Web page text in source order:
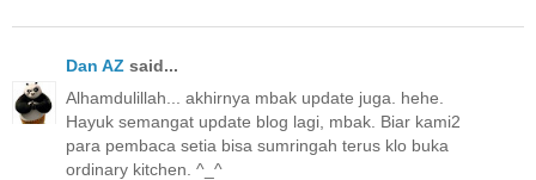
Dan AZ said...
Alhamdulillah... akhirnya mbak update juga. hehe.
Hayuk semangat update blog lagi, mbak. Biar kami2
para pembaca setia bisa sumringah terus klo buka
ordinary kitchen. ^_^